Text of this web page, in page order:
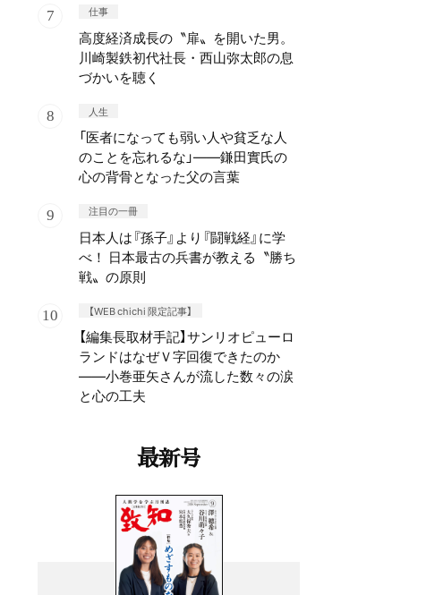
仕事
高度経済成長の〝扉〟を開いた男。
川崎製鉄初代社長・西山弥太郎の息
づかいを聴く
人生
「医者になっても弱い人や貧乏な人
のことを忘れるな」——鎌田實氏の
心の背骨となった父の言葉
注目の一冊
日本人は『孫子』より『闘戦経』に学
べ！ 日本最古の兵書が教える〝勝ち
戦〟の原則
【WEB chichi 限定記事】
【編集長取材手記】サンリオピューロ
ランドはなぜＶ字回復できたのか
——小巻亜矢さんが流した数々の涙
と心の工夫
最新号